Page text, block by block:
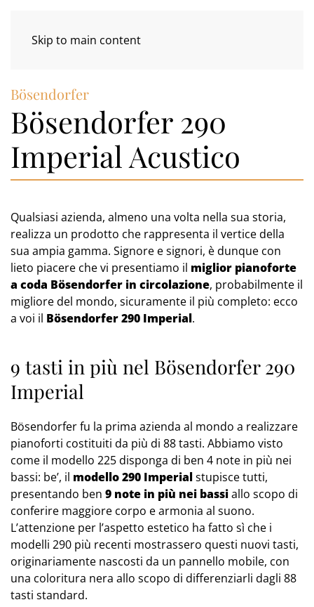
Skip to main content
Bösendorfer
Bösendorfer 290
Imperial Acustico
Qualsiasi azienda, almeno una volta nella sua storia,
realizza un prodotto che rappresenta il vertice della
sua ampia gamma. Signore e signori, è dunque con
lieto piacere che vi presentiamo il miglior pianoforte
a coda Bösendorfer in circolazione, probabilmente il
migliore del mondo, sicuramente il più completo: ecco
a voi il Bösendorfer 290 Imperial.
9 tasti in più nel Bösendorfer 290
Imperial
Bösendorfer fu la prima azienda al mondo a realizzare
pianoforti costituiti da più di 88 tasti. Abbiamo visto
come il modello 225 disponga di ben 4 note in più nei
bassi: be’, il modello 290 Imperialstupisce tutti,
presentando ben 9 note in più nei bassiallo scopo di
conferire maggiore corpo e armonia al suono.
L’attenzione per l’aspetto estetico ha fatto sì che i
modelli 290 più recenti mostrassero questi nuovi tasti,
originariamente nascosti da un pannello mobile, con
una coloritura nera allo scopo di differenziarli dagli 88
tasti standard.